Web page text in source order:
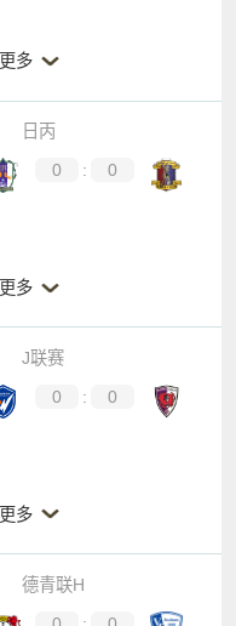
更多
日丙
0 :
0
更多
J联赛
0 :
0
更多
德青联H